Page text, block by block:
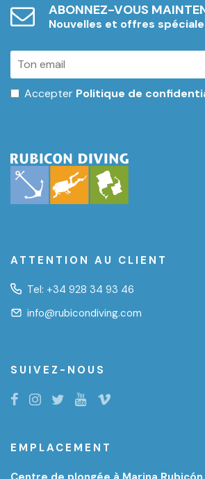
ABONNEZ-VOUS
Nouvelles et offres
Accepter Politique de
ATTENTION AU CLIENT
Tel: +34 928 34 93 46
info@rubicondiving.com
SUIVEZ-NOUS
EMPLACEMENT